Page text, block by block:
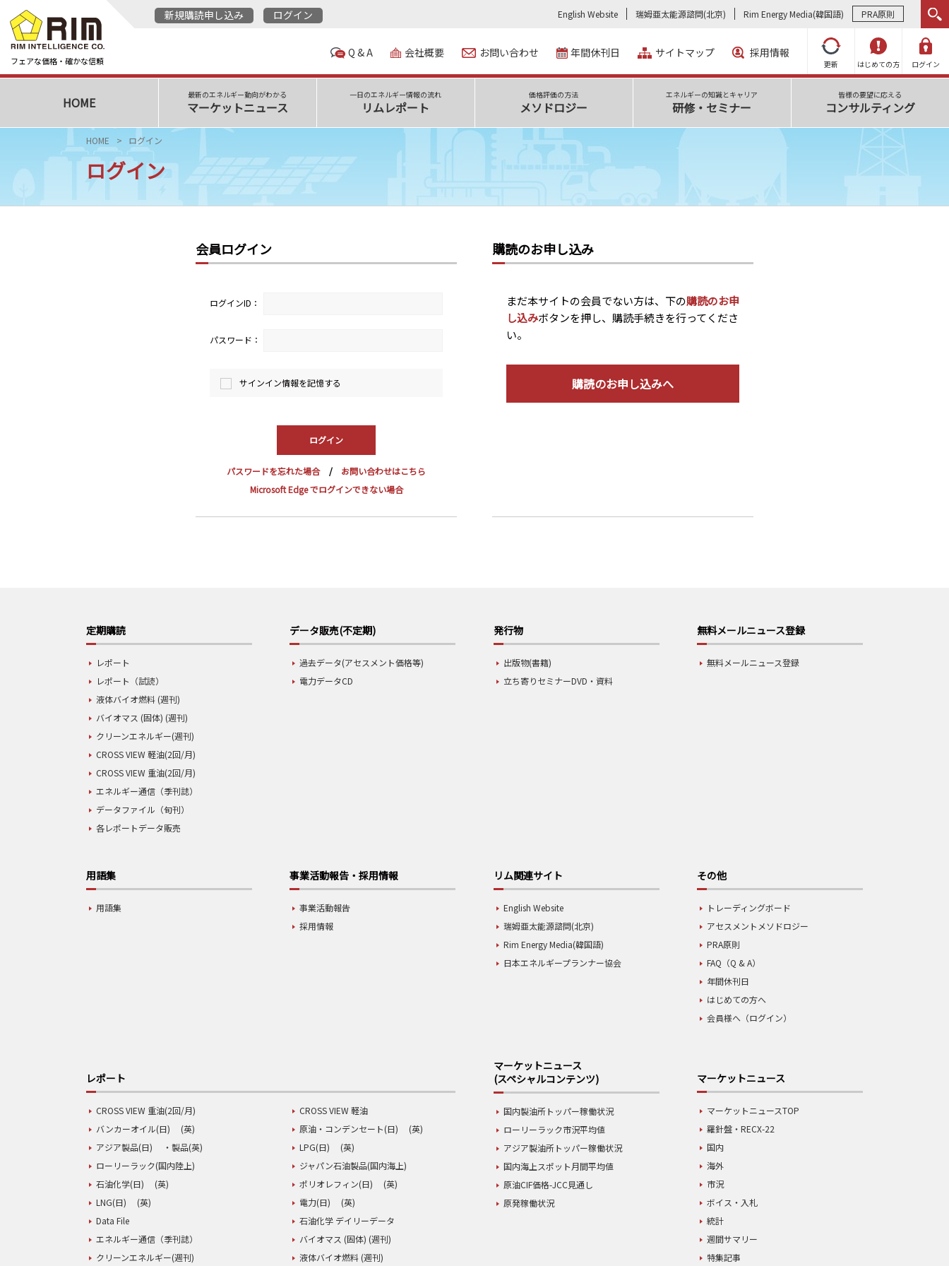
フェアな価格・確かな信頼
新規購読申し込み ログイン English Website 瑞姆亜太能源諮問(北京) Rim Energy Media(韓国語) PRA原則
更新 はじめての方 ログイン
Q & A 会社概要 お問い合わせ 年間休刊日 サイトマップ 採用情報
HOME 最新のエネルギー動向がわかる
マーケットニュース
一日のエネルギー情報の流れ
リムレポート
価格評価の方法
メソドロジー
エネルギーの知識とキャリア
研修・セミナー
皆様の要望に応える
コンサルティング
HOME ログイン
ログイン
会員ログイン
ログインID：
パスワード：
サインイン情報を記憶する
パスワードを忘れた場合
お問い合わせはこちら
Microsoft Edge でログインできない場合
購読のお申し込み
まだ本サイトの会員でない方は、下の購読のお申
し込みボタンを押し、購読手続きを行ってくださ
い。
購読のお申し込みへ
定期購読
レポート
レポート（試読）
液体バイオ燃料 (週刊)
バイオマス (固体) (週刊)
クリーンエネルギー(週刊)
CROSS VIEW 軽油(2回/月)
CROSS VIEW 重油(2回/月)
エネルギー通信（季刊誌）
データファイル（旬刊）
各レポートデータ販売
データ販売(不定期)
過去データ(アセスメント価格等)
電力データCD
発行物
出版物(書籍)
立ち寄りセミナーDVD・資料
無料メールニュース登録
無料メールニュース登録
用語集
用語集
事業活動報告・採用情報
事業活動報告
採用情報
リム関連サイト
English Website
瑞姆亜太能源諮問(北京)
Rim Energy Media(韓国語)
日本エネルギープランナー協会
その他
トレーディングボード
アセスメントメソドロジー
PRA原則
FAQ（Q & A）
年間休刊日
はじめての方へ
会員様へ（ログイン）
レポート
CROSS VIEW 重油(2回/月)
CROSS VIEW 軽油
バンカーオイル(日)
(英) 原油・コンデンセート(日)
(英)
アジア製品(日)
・製品(英) LPG(日)
(英)
ローリーラック(国内陸上)
ジャパン石油製品(国内海上)
石油化学(日)
(英) ポリオレフィン(日)
(英)
LNG(日)
(英) 電力(日)
(英)
Data File
石油化学 デイリーデータ
エネルギー通信（季刊誌）
バイオマス (固体) (週刊)
クリーンエネルギー(週刊)
液体バイオ燃料 (週刊)
マーケットニュース
(スペシャルコンテンツ)
国内製油所トッパー稼働状況
ローリーラック市況平均値
アジア製油所トッパー稼働状況
国内海上スポット月間平均値
原油CIF価格-JCC見通し
原発稼働状況
マーケットニュース
マーケットニュースTOP
羅針盤・RECX-22
国内
海外
市況
ボイス・入札
統計
週間サマリー
特集記事